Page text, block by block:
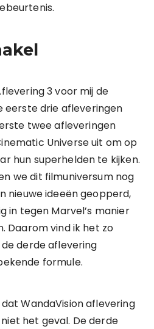
3 voor mij de
eerste drie afleveringen
twee afleveringen
Universe uit om op
hun superhelden te kijken.
we dit filmuniversum nog
nieuwe ideeën geopperd,
in tegen Marvel’s manier
Daarom vind ik het zo
derde aflevering
formule.
WandaVision aflevering
het geval. De derde